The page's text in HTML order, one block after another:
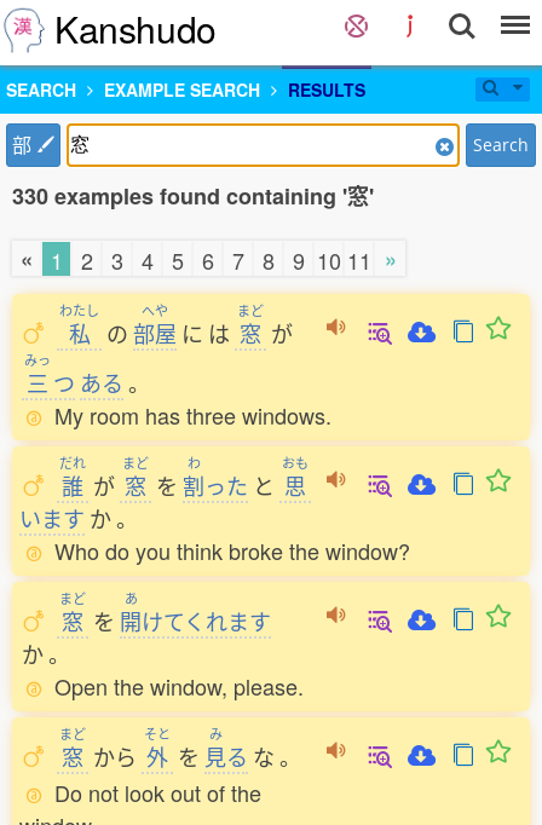
Kanshudo
SEARCH EXAMPLE SEARCH RESULTS
部 Search
330 examples found containing '窓'
« 1 2 3 4 5 6 7 8 9 10 11 »
わたし
私 の
へや
部屋 に は
まど
窓 が
みっ
三 つ ある 。
My room has three windows.
だれ
誰 が
まど
窓 を
わ
割った と
おも
思
います か。
Who do you think broke the window?
まど
窓 を
あ
開けてくれます
か。
Open the window, please.
まど
窓 から
そと
外 を
み
見る な。
Do not look out of the